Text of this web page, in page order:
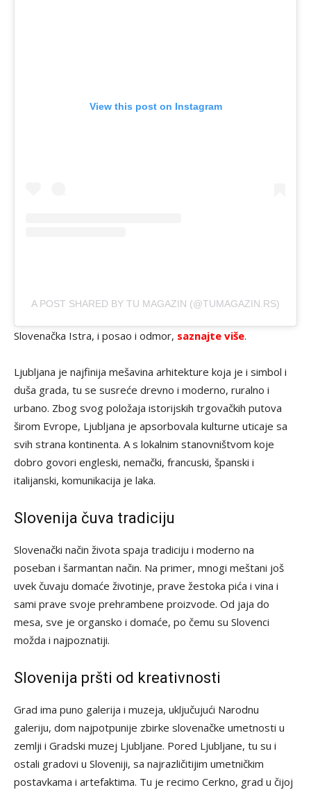
View this post on Instagram
A POST SHARED BY TU MAGAZIN (@TUMAGAZIN.RS)
Slovenačka Istra, i posao i odmor, saznajte više.
Ljubljana je najfinija mešavina arhitekture koja je i simbol i
duša grada, tu se susreće drevno i moderno, ruralno i
urbano. Zbog svog položaja istorijskih trgovačkih putova
širom Evrope, Ljubljana je apsorbovala kulturne uticaje sa
svih strana kontinenta. A s lokalnim stanovništvom koje
dobro govori engleski, nemački, francuski, španski i
italijanski, komunikacija je laka.
Slovenija čuva tradiciju
Slovenački način života spaja tradiciju i moderno na
poseban i šarmantan način. Na primer, mnogi meštani još
uvek čuvaju domaće životinje, prave žestoka pića i vina i
sami prave svoje prehrambene proizvode. Od jaja do
mesa, sve je organsko i domaće, po čemu su Slovenci
možda i najpoznatiji.
Slovenija pršti od kreativnosti
Grad ima puno galerija i muzeja, uključujući Narodnu
galeriju, dom najpotpunije zbirke slovenačke umetnosti u
zemlji i Gradski muzej Ljubljane. Pored Ljubljane, tu su i
ostali gradovi u Sloveniji, sa najrazličitijim umetničkim
postavkama i artefaktima. Tu je recimo Cerkno, grad u čijoj